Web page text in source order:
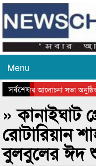
Menu
সর্বশেষ
দিবসের আলোচনা সভা অনুষ্ঠিত
সভা ও সম্মাননা প্রদান
» কানাইঘাট
রোটারিয়ান
বুলবুলের ঈদ